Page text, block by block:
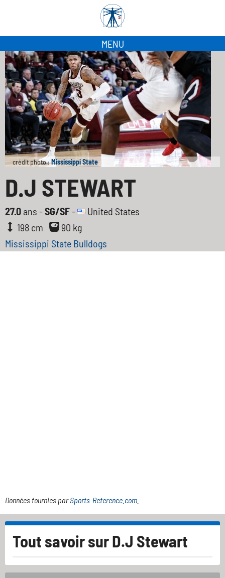
MENU
crédit photo :Mississippi State
D.J STEWART
27.0 ans -SG/SF-
United States
198 cm
90 kg
Mississippi State Bulldogs
Données fournies parSports-Reference.com
Tout savoir surD.J Stewart